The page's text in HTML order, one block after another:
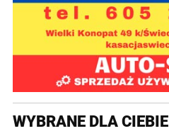
WYBRANE DLA CIEBIE